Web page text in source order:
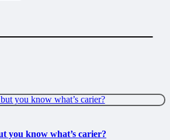
you know what’s carier?